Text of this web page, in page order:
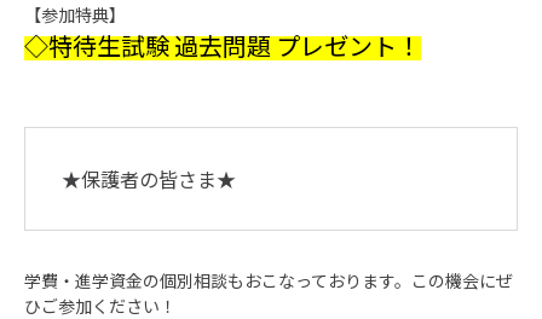
【参加特典】
◇特待生試験 過去問題 プレゼント！
★保護者の皆さま★
学費・進学資金の個別相談もおこなっております。この機会にぜ
ひご参加ください！